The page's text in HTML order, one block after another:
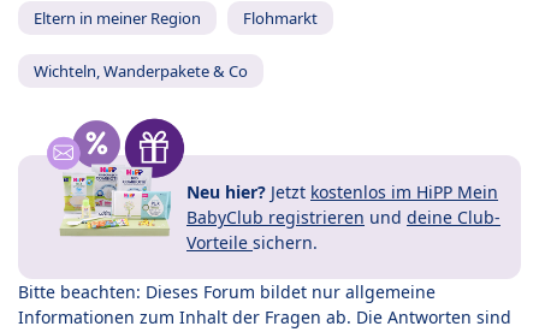
Eltern in meiner Region Flohmarkt
Wichteln, Wanderpakete & Co
Neu hier? Jetzt kostenlos im HiPP Mein
BabyClub registrieren und deine Club-
Vorteile sichern.
Bitte beachten: Dieses Forum bildet nur allgemeine
Informationen zum Inhalt der Fragen ab. Die Antworten sind